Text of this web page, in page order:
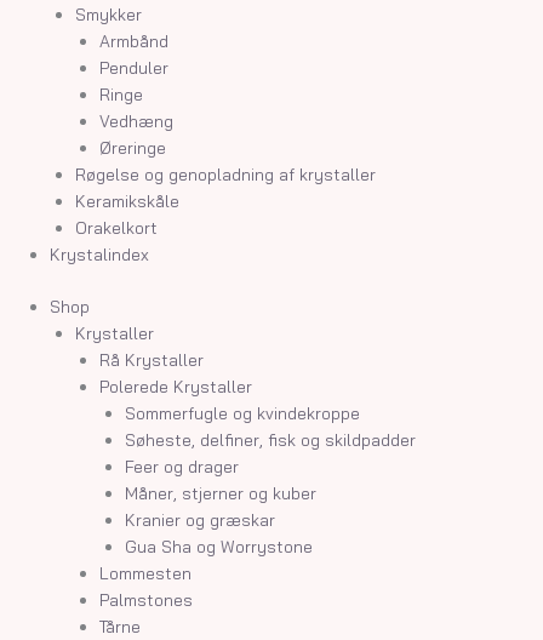
Smykker
Armbånd
Penduler
Ringe
Vedhæng
Øreringe
Røgelse og genopladning af krystaller
Keramikskåle
Orakelkort
Krystalindex
Shop
Krystaller
Rå Krystaller
Polerede Krystaller
Sommerfugle og kvindekroppe
Søheste, delfiner, fisk og skildpadder
Feer og drager
Måner, stjerner og kuber
Kranier og græskar
Gua Sha og Worrystone
Lommesten
Palmstones
Tårne